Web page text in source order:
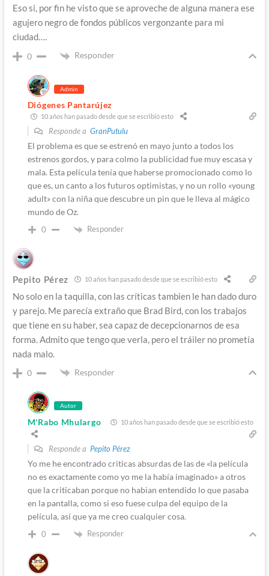
Eso si, por fin he visto que se aproveche de alguna manera ese
agujero negro de fondos públicos vergonzante para mi
ciudad….
0 Responder
Admin
Diógenes Pantarújez
10 años han pasado desde que se escribió esto
Responde a GranPutulu
El problema es que se estrenó en mayo junto a todos los
estrenos gordos, y para colmo la publicidad fue muy escasa y
mala. Esta película tenía que haberse promocionado como lo
que es, un canto a los futuros optimistas, y no un rollo «young
adult» con la niña que descubre un pin que le lleva al mágico
mundo de Oz.
0 Responder
Pepito Pérez 10 años han pasado desde que se escribió esto
No solo en la taquilla, con las críticas tambien le han dado duro
y parejo. Me parecía extraño que Brad Bird, con los trabajos
que tiene en su haber, sea capaz de decepcionarnos de esa
forma. Admito que tengo que verla, pero el tráiler no prometía
nada malo.
0 Responder
Autor
M'Rabo Mhulargo 10 años han pasado desde que se escribió esto
Responde a Pepito Pérez
Yo me he encontrado criticas absurdas de las de «la película
no es exactamente como yo me la había imaginado» a otros
que la criticaban porque no habian entendido lo que pasaba
en la pantalla, como si eso fuese culpa del equipo de la
película, así que ya me creo cualquier cosa.
0 Responder